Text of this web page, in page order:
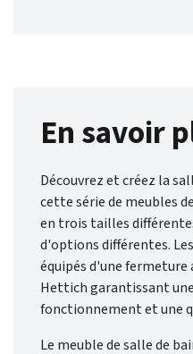
5
En savoir
Découvrez et créez la
cette série de meubles
en trois tailles
d'options différentes.
équipés d'une
Hettich garantissant
fonctionnement et une
Le meuble de salle de